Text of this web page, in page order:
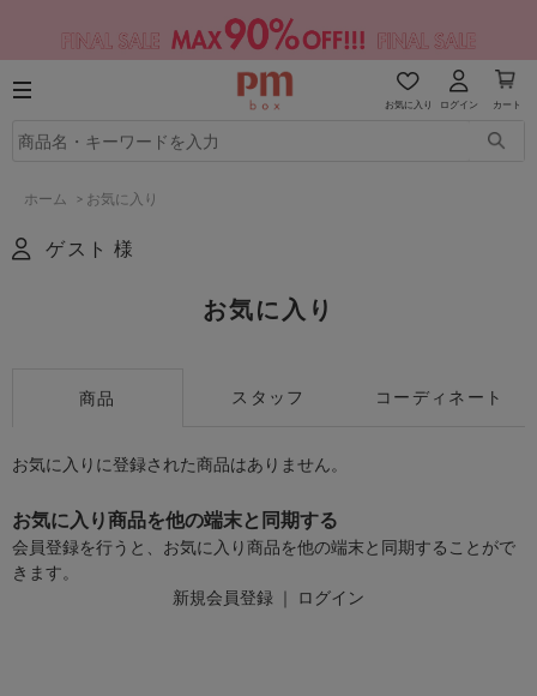
お気に入り ログイン カート
ホーム > お気に入り
ゲスト 様
お気に入り
商品 スタッフ コーディネート
お気に入りに登録された商品はありません。
お気に入り商品を他の端末と同期する
会員登録を行うと、お気に入り商品を他の端末と同期することがで
きます。
新規会員登録 ｜ ログイン